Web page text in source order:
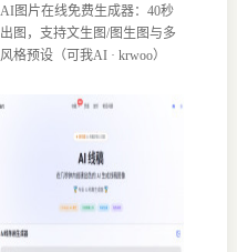
AI图片在线免费生成器：40秒
出图，支持文生图/图生图与多
风格预设（可我AI · krwoo）